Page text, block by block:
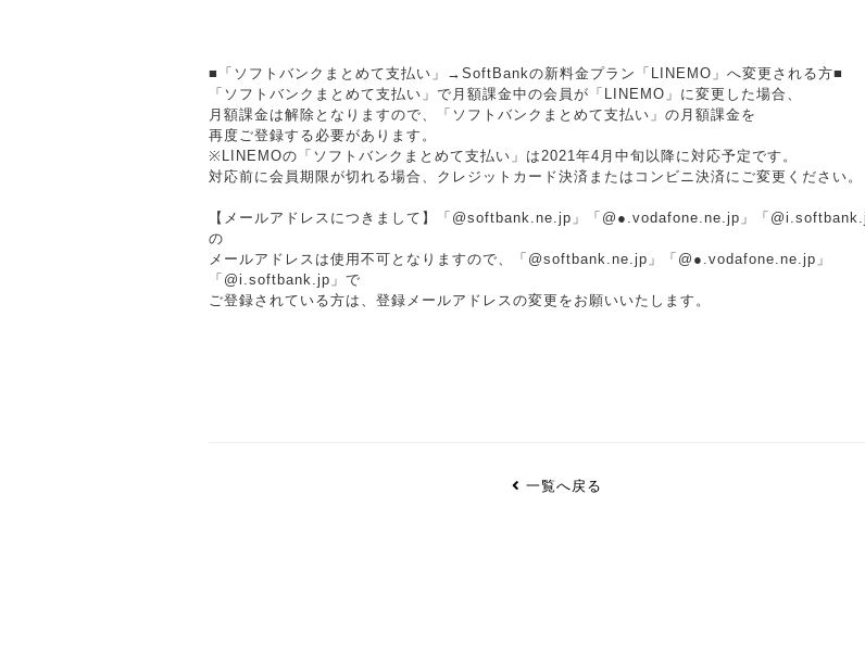
■「ソフトバンクまとめて支払い」→SoftBankの新料金プラン「LINEMO」へ変更される方■
「ソフトバンクまとめて支払い」で月額課金中の会員が「LINEMO」に変更した場合、
月額課金は解除となりますので、「ソフトバンクまとめて支払い」の月額課金を
再度ご登録する必要があります。
※LINEMOの「ソフトバンクまとめて支払い」は2021年4月中旬以降に対応予定です。
対応前に会員期限が切れる場合、クレジットカード決済またはコンビニ決済にご変更ください。
【メールアドレスにつきまして】「@softbank.ne.jp」「@●.vodafone.ne.jp」「
の
メールアドレスは使用不可となりますので、「@softbank.ne.jp」「@●.vodafone.ne.jp」
「@i.softbank.jp」で
ご登録されている方は、登録メールアドレスの変更をお願いいたします。
一覧へ戻る